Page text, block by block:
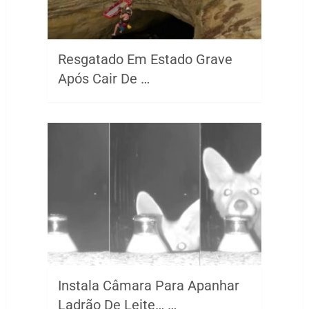
Resgatado Em Estado Grave
Após Cair De …
Instala Câmara Para Apanhar
Ladrão De Leite… …